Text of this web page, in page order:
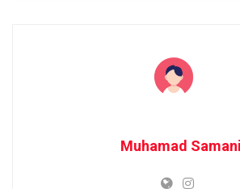
Muhamad Samani